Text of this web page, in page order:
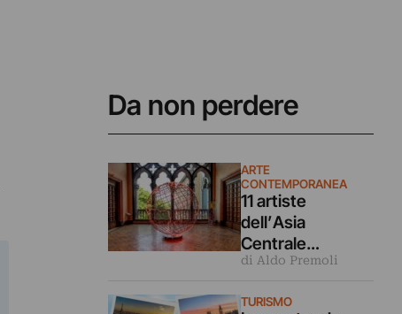
Da non perdere
ARTE
CONTEMPORANEA
11 artiste
dell’Asia
Centrale
rileggono la
questa mostra a
di Aldo Premoli
TURISMO